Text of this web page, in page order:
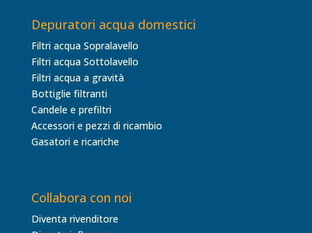
Depuratori acqua domestici
Filtri acqua Sopralavello
Filtri acqua Sottolavello
Filtri acqua a gravità
Bottiglie filtranti
Candele e prefiltri
Accessori e pezzi di ricambio
Gasatori e ricariche
Collabora con noi
Diventa rivenditore